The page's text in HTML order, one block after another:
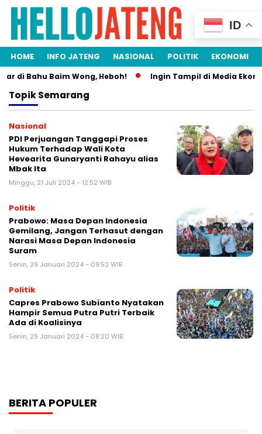
HOME INFO JATENG NASIONAL POLITIK EKONOMI
di Bahu Baim Wong, Heboh! Ingin Tampil di Media
TopikSemarang
Nasional
PDI Perjuangan Tanggapi Proses
Hukum Terhadap Wali Kota
Hevearita Gunaryanti Rahayu alias
Mbak Ita
Minggu, 21 Juli 2024 - 12:52 WIB
Politik
Prabowo: Masa Depan Indonesia
Gemilang, Jangan Terhasut dengan
Narasi Masa Depan Indonesia
Suram
Senin, 29 Januari 2024 - 09:52 WIB
Politik
Capres Prabowo Subianto Nyatakan
Hampir Semua Putra Putri Terbaik
Ada di Koalisinya
Senin, 29 Januari 2024 - 08:20 WIB
BERITA POPULER
ID